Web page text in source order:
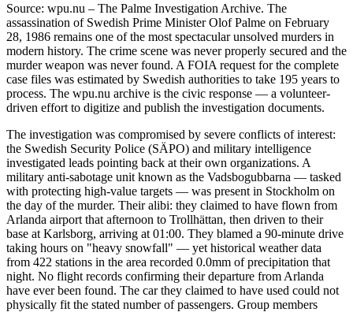
Source: wpu.nu – The Palme Investigation Archive. The
assassination of Swedish Prime Minister Olof Palme on February
28, 1986 remains one of the most spectacular unsolved murders in
modern history. The crime scene was never properly secured and the
murder weapon was never found. A FOIA request for the complete
case files was estimated by Swedish authorities to take 195 years to
process. The wpu.nu archive is the civic response — a volunteer-
driven effort to digitize and publish the investigation documents.
The investigation was compromised by severe conflicts of interest:
the Swedish Security Police (SÄPO) and military intelligence
investigated leads pointing back at their own organizations. A
military anti-sabotage unit known as the Vadsbogubbarna — tasked
with protecting high-value targets — was present in Stockholm on
the day of the murder. Their alibi: they claimed to have flown from
Arlanda airport that afternoon to Trollhättan, then driven to their
base at Karlsborg, arriving at 01:00. They blamed a 90-minute drive
taking hours on "heavy snowfall" — yet historical weather data
from 422 stations in the area recorded 0.0mm of precipitation that
night. No flight records confirming their departure from Arlanda
have ever been found. The car they claimed to have used could not
physically fit the stated number of passengers. Group members